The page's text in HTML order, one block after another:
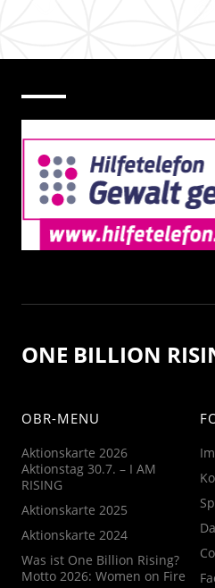
ONE BILLION
OBR-MENU
Aktionskarte 2026
Aktionstag 30.7. – I AM
RISING
Aktionskarte 2025
Aktionskarte 2024
Was ist One Billion Rising?
Motto 2026: Women on Fire